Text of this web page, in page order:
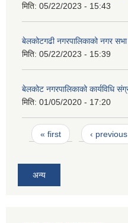
मिति: 05/22/2023 - 15:43
बेलकोटगढी नगरपालिकाको नगर
मिति: 05/22/2023 - 15:39
बेलकोट नगरपालिकाको कार्यविधि
मिति: 01/05/2020 - 17:20
Pages
« first ‹ previous
अन्य